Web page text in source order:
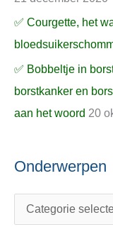
✅ Courgette, het
✅ Bobbeltje in
borstkanker en
aan het woord 20
Onderwerpen